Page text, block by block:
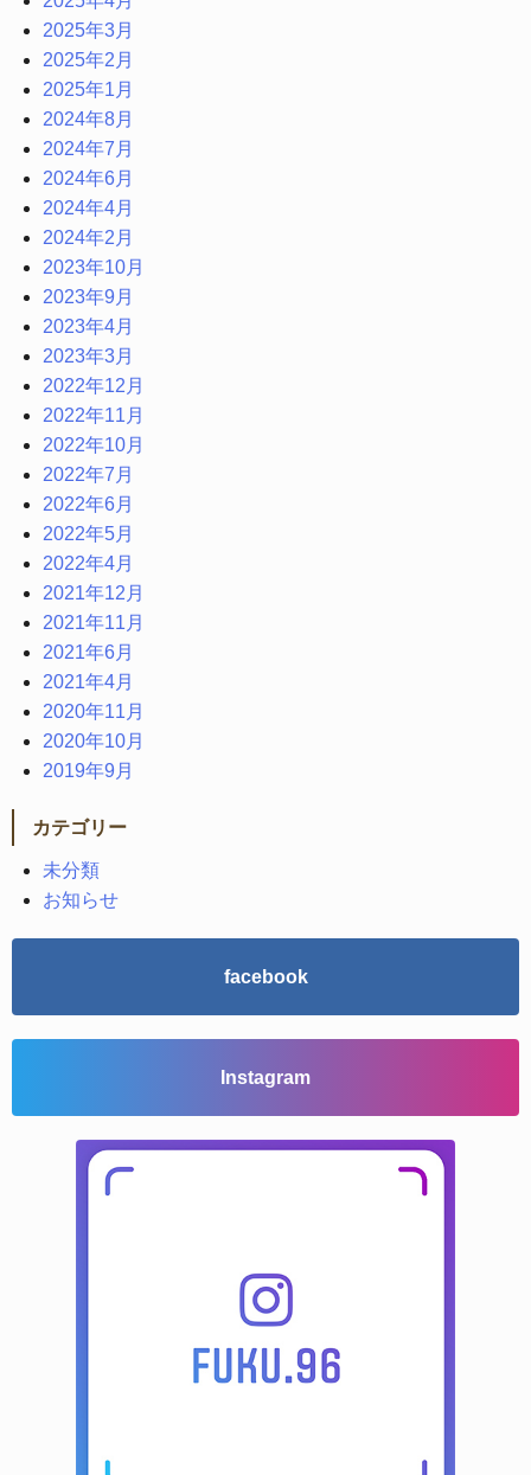
2025年3月
2025年2月
2025年1月
2024年8月
2024年7月
2024年6月
2024年4月
2024年2月
2023年10月
2023年9月
2023年4月
2023年3月
2022年12月
2022年11月
2022年10月
2022年7月
2022年6月
2022年5月
2022年4月
2021年12月
2021年11月
2021年6月
2021年4月
2020年11月
2020年10月
2019年9月
カテゴリー
未分類
お知らせ
facebook
Instagram